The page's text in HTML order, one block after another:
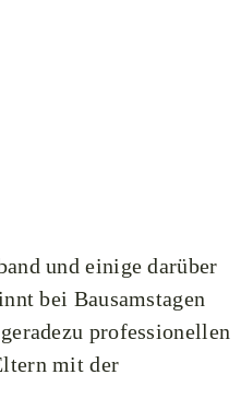
und einige darüber
bei Bausamstagen
professionellen
mit der